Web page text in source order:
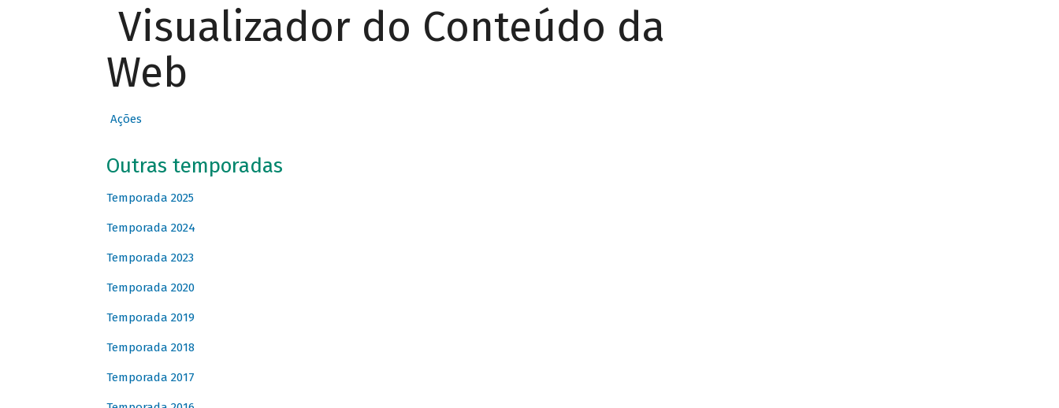
Visualizador do Conteúdo da
Web
Ações
Outras temporadas
Temporada 2025
Temporada 2024
Temporada 2023
Temporada 2020
Temporada 2019
Temporada 2018
Temporada 2017